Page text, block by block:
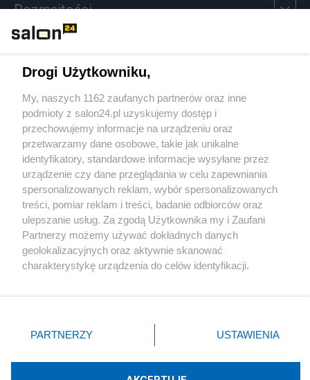
Rozmaitości
Sport
Społeczeństwo
Kultura
X Facebook Instagram Youtube
Drogi Użytkowniku,
My, naszych 1162 zaufanych partnerów oraz inne
podmioty z salon24.pl uzyskujemy dostęp i
przechowujemy informacje na urządzeniu oraz
przetwarzamy dane osobowe, takie jak unikalne
identyfikatory, standardowe informacje wysyłane przez
urządzenie czy dane przeglądania w celu zapewniania
spersonalizowanych reklam, wybór spersonalizowanych
treści, pomiar reklam i treści, badanie odbiorców oraz
ulepszanie usług. Za zgodą Użytkownika my i Zaufani
Partnerzy możemy używać dokładnych danych
geolokalizacyjnych oraz aktywnie skanować
charakterystykę urządzenia do celów identyfikacji.
zmienić/wycofać klikając przycisk ustawień prywatności
znajdujący się w lewym dolnym rogu strony
rodzaje przetwarzania danych nie wymagają zgody
użytkownika, ale masz prawo sprzeciwić się takiemu
PARTNERZY USTAWIENIA